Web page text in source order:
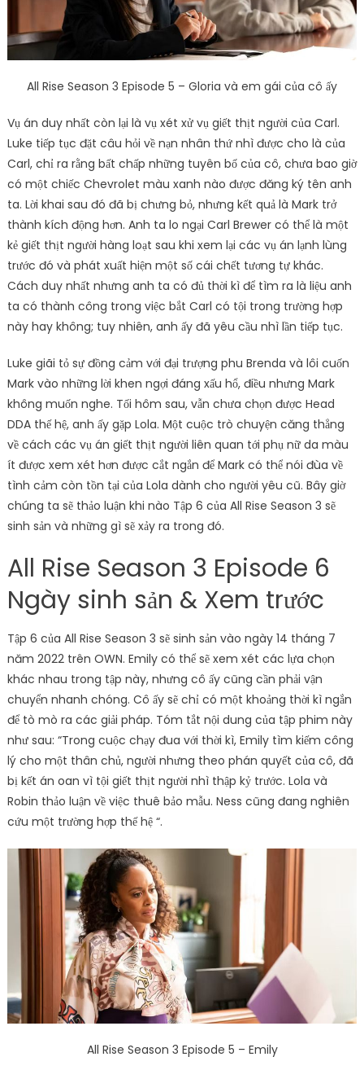
All Rise Season 3 Episode 5 – Gloria và em gái của cô ấy
Vụ án duy nhất còn lại là vụ xét xử vụ giết thịt người của Carl.
Luke tiếp tục đặt câu hỏi về nạn nhân thứ nhì được cho là của
Carl, chỉ ra rằng bất chấp những tuyên bố của cô, chưa bao giờ
có một chiếc Chevrolet màu xanh nào được đăng ký tên anh
ta. Lời khai sau đó đã bị chưng bỏ, nhưng kết quả là Mark trở
thành kích động hơn. Anh ta lo ngại Carl Brewer có thể là một
kẻ giết thịt người hàng loạt sau khi xem lại các vụ án lạnh lùng
trước đó và phát xuất hiện một số cái chết tương tự khác.
Cách duy nhất nhưng anh ta có đủ thời kì để tìm ra là liệu anh
ta có thành công trong việc bắt Carl có tội trong trường hợp
này hay không; tuy nhiên, anh ấy đã yêu cầu nhì lần tiếp tục.
Luke giãi tỏ sự đồng cảm với đại trượng phu Brenda và lôi cuốn
Mark vào những lời khen ngợi đáng xấu hổ, điều nhưng Mark
không muốn nghe. Tối hôm sau, vẫn chưa chọn được Head
DDA thế hệ, anh ấy gặp Lola. Một cuộc trò chuyện căng thẳng
về cách các vụ án giết thịt người liên quan tới phụ nữ da màu
ít được xem xét hơn được cắt ngắn để Mark có thể nói đùa về
tình cảm còn tồn tại của Lola dành cho người yêu cũ. Bây giờ
chúng ta sẽ thảo luận khi nào Tập 6 của All Rise Season 3 sẽ
sinh sản và những gì sẽ xảy ra trong đó.
All Rise Season 3 Episode 6
Ngày sinh sản & Xem trước
Tập 6 của All Rise Season 3 sẽ sinh sản vào ngày 14 tháng 7
năm 2022 trên OWN. Emily có thể sẽ xem xét các lựa chọn
khác nhau trong tập này, nhưng cô ấy cũng cần phải vận
chuyển nhanh chóng. Cô ấy sẽ chỉ có một khoảng thời kì ngắn
để tò mò ra các giải pháp. Tóm tắt nội dung của tập phim này
như sau: “Trong cuộc chạy đua với thời kì, Emily tìm kiếm công
lý cho một thân chủ, người nhưng theo phán quyết của cô, đã
bị kết án oan vì tội giết thịt người nhì thập kỷ trước. Lola và
Robin thảo luận về việc thuê bảo mẫu. Ness cũng đang nghiên
cứu một trường hợp thế hệ “.
All Rise Season 3 Episode 5 – Emily